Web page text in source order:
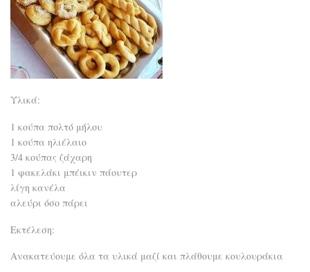
Υλικά:
1 κούπα πολτό μήλου
1 κούπα ηλιέλαιο
3/4 κούπας ζάχαρη
1 φακελάκι μπέικιν πάουτερ
λίγη κανέλα
αλεύρι όσο πάρει
Εκτέλεση:
Ανακατεύουμε όλα τα υλικά μαζί και πλάθουμε κουλουράκια